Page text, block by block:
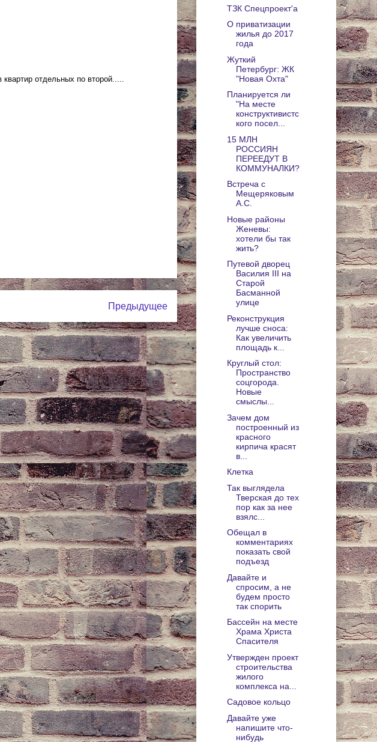
отдельных по второй.....
Предыдущее
ТЗК Спецпроект'а
О приватизации
жилья до 2017
года
Жуткий
Петербург: ЖК
"Новая Охта"
Планируется ли
"На месте
конструктивистс
кого посел...
15 МЛН
РОССИЯН
ПЕРЕЕДУТ В
КОММУНАЛКИ?
Встреча с
Мещеряковым
А.С.
Новые районы
Женевы:
хотели бы так
жить?
Путевой дворец
Василия III на
Старой
Басманной
улице
Реконструкция
лучше сноса:
Как увеличить
площадь к...
Круглый стол:
Пространство
соцгорода.
Новые
смыслы...
Зачем дом
построенный из
красного
кирпича красят
в...
Клетка
Так выглядела
Тверская до тех
пор как за нее
взялс...
Обещал в
комментариях
показать свой
подъезд
Давайте и
спросим, а не
будем просто
так спорить
Бассейн на месте
Храма Христа
Спасителя
Утвержден проект
строительства
жилого
комплекса на...
Садовое кольцо
Давайте уже
напишите что-
нибудь